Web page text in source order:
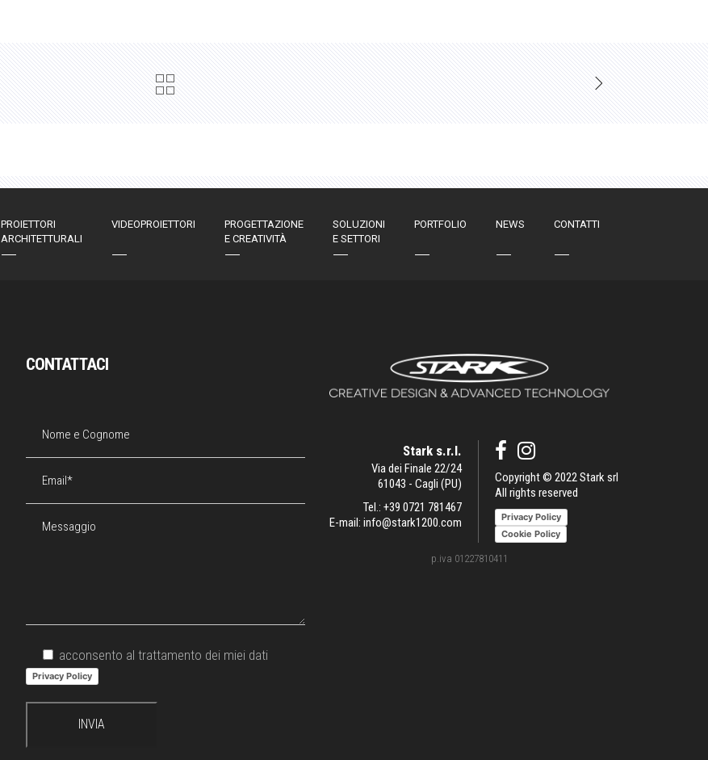
PROIETTORI
ARCHITETTURALI
VIDEOPROIETTORI
PROGETTAZIONE
E CREATIVITÀ
SOLUZIONI
E SETTORI
PORTFOLIO NEWS CONTATTI
CONTATTACI
acconsento al trattamento dei miei dati
Privacy Policy
Stark s.r.l.
Via dei Finale 22/24
61043 - Cagli (PU)
Tel.:+39 0721 781467
E-mail:info@stark1200.com
Copyright © 2022 Stark srl
All rights reserved
Privacy Policy
Cookie Policy
p.iva 01227810411